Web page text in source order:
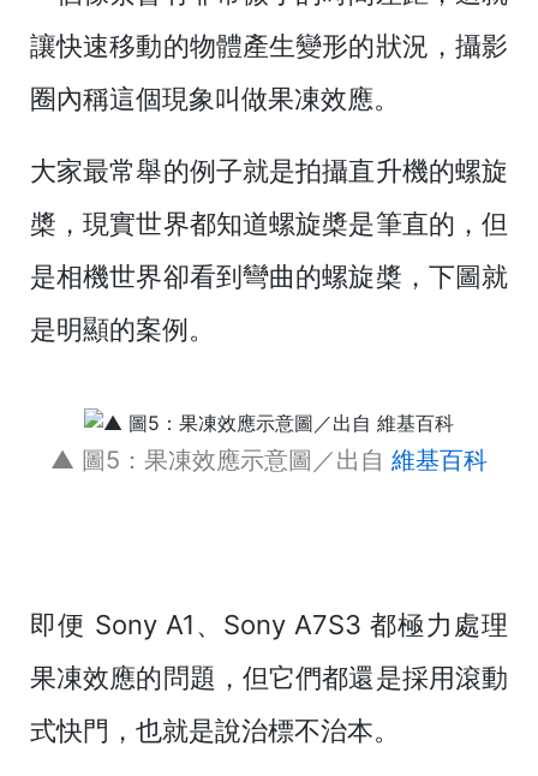
讓快速移動的物體產生變形的狀況，攝影
圈內稱這個現象叫做果凍效應。
大家最常舉的例子就是拍攝直升機的螺旋
槳，現實世界都知道螺旋槳是筆直的，但
是相機世界卻看到彎曲的螺旋槳，下圖就
是明顯的案例。
▲ 圖5：果凍效應示意圖／出自 維基百科
即便 Sony A1、Sony A7S3 都極力處理
果凍效應的問題，但它們都還是採用滾動
式快門，也就是說治標不治本。